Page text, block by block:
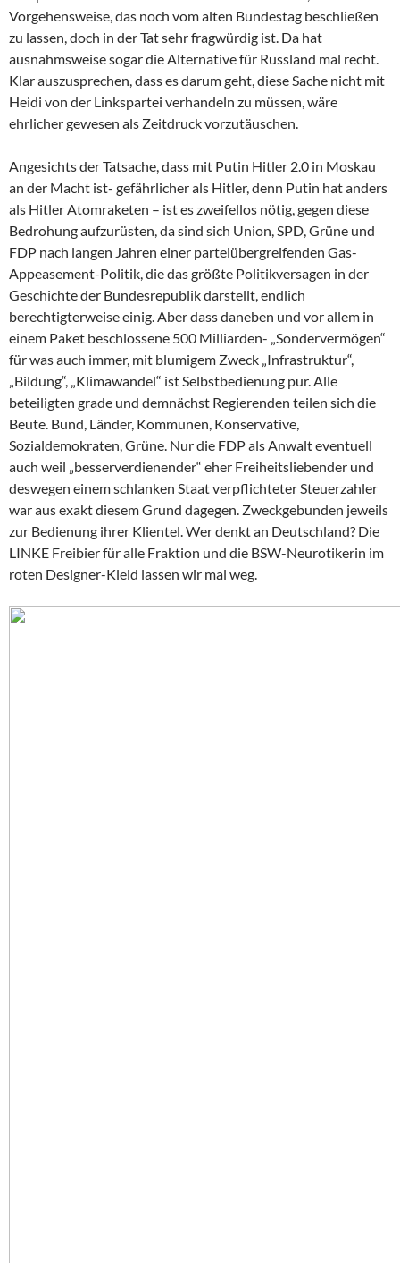
Vorgehensweise, das noch vom alten Bundestag beschließen
zu lassen, doch in der Tat sehr fragwürdig ist. Da hat
ausnahmsweise sogar die Alternative für Russland mal recht.
Klar auszusprechen, dass es darum geht, diese Sache nicht mit
Heidi von der Linkspartei verhandeln zu müssen, wäre
ehrlicher gewesen als Zeitdruck vorzutäuschen.
Angesichts der Tatsache, dass mit Putin Hitler 2.0 in Moskau
an der Macht ist- gefährlicher als Hitler, denn Putin hat anders
als Hitler Atomraketen – ist es zweifellos nötig, gegen diese
Bedrohung aufzurüsten, da sind sich Union, SPD, Grüne und
FDP nach langen Jahren einer parteiübergreifenden Gas-
Appeasement-Politik, die das größte Politikversagen in der
Geschichte der Bundesrepublik darstellt, endlich
berechtigterweise einig. Aber dass daneben und vor allem in
einem Paket beschlossene 500 Milliarden- „Sondervermögen“
für was auch immer, mit blumigem Zweck „Infrastruktur“,
„Bildung“, „Klimawandel“ ist Selbstbedienung pur. Alle
beteiligten grade und demnächst Regierenden teilen sich die
Beute. Bund, Länder, Kommunen, Konservative,
Sozialdemokraten, Grüne. Nur die FDP als Anwalt eventuell
auch weil „besserverdienender“ eher Freiheitsliebender und
deswegen einem schlanken Staat verpflichteter Steuerzahler
war aus exakt diesem Grund dagegen. Zweckgebunden jeweils
zur Bedienung ihrer Klientel. Wer denkt an Deutschland? Die
LINKE Freibier für alle Fraktion und die BSW-Neurotikerin im
roten Designer-Kleid lassen wir mal weg.